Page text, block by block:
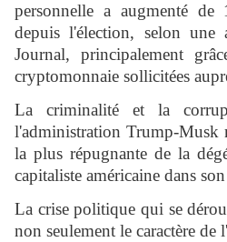
personnelle a augmenté
depuis l'élection, selon une
Journal, principalement
cryptomonnaie sollicitées
La criminalité et la
l'administration Trump-Musk
la plus répugnante de la
capitaliste américaine dans
La crise politique qui se
non seulement le caractère